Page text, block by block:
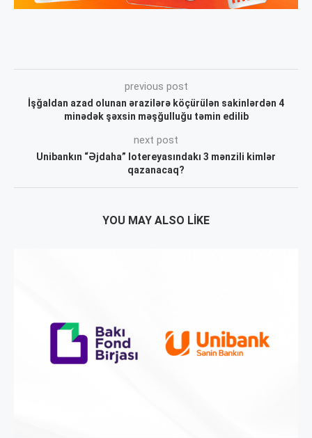
previous post
İşğaldan azad olunan ərazilərə köçürülən sakinlərdən 4
minədək şəxsin məşğulluğu təmin edilib
next post
Unibankın “Əjdaha” lotereyasındakı 3 mənzili kimlər
qazanacaq?
YOU MAY ALSO LIKE